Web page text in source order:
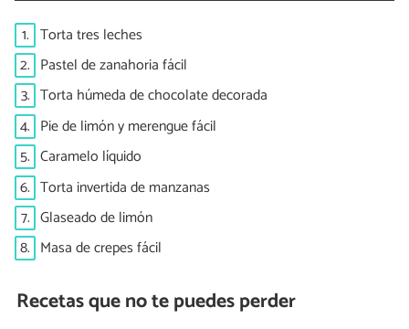
1. Torta tres leches
2. Pastel de zanahoria fácil
3. Torta húmeda de chocolate decorada
4. Pie de limón y merengue fácil
5. Caramelo líquido
6. Torta invertida de manzanas
7. Glaseado de limón
8. Masa de crepes fácil
Recetas que no te puedes perder